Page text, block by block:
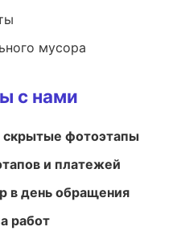
мусора
с нами
скрытые фотоэтапы
и платежей
в день обращения
работ